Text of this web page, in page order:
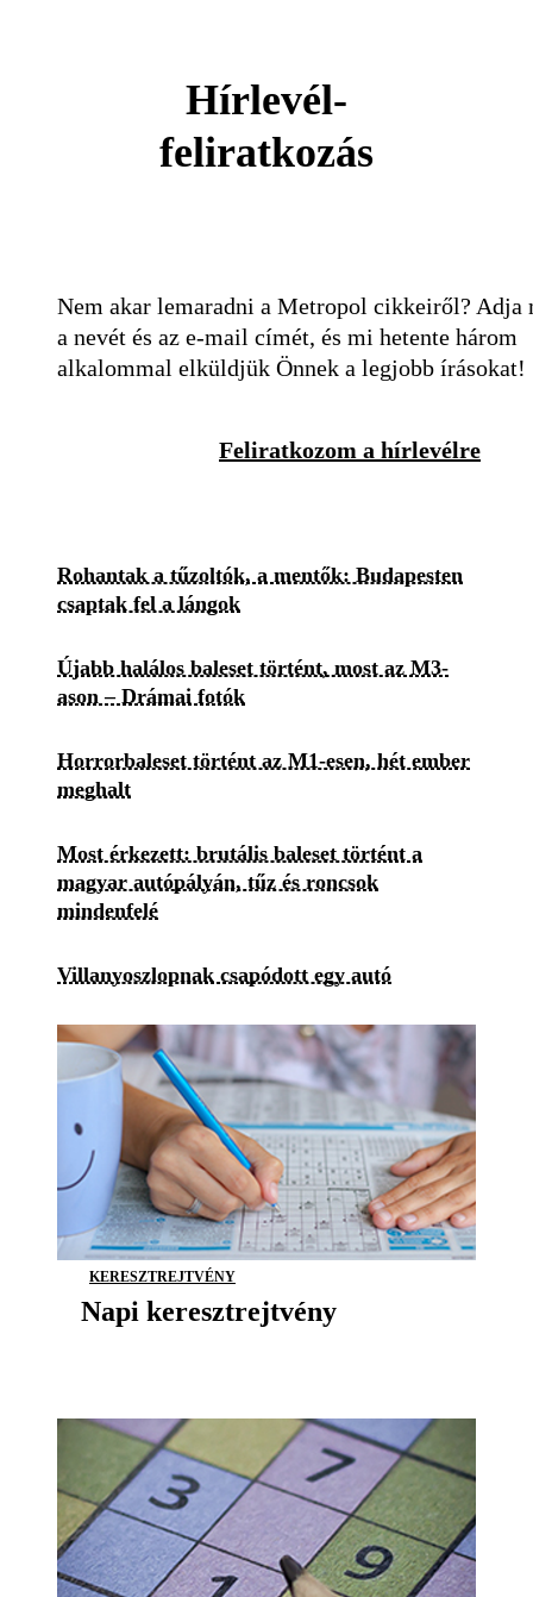
Hírlevél-
feliratkozás
Nem akar lemaradni a Metropol cikkeiről? Adja
a nevét és az e-mail címét, és mi hetente három
alkalommal elküldjük Önnek a legjobb írásokat!
Feliratkozom a hírlevélre
Rohantak a tűzoltók, a mentők: Budapesten
csaptak fel a lángok
Újabb halálos baleset történt, most az M3-
ason – Drámai fotók
Horrorbaleset történt az M1-esen, hét ember
meghalt
Most érkezett: brutális baleset történt a
magyar autópályán, tűz és roncsok
mindenfelé
Villanyoszlopnak csapódott egy autó
KERESZTREJTVÉNY
Napi keresztrejtvény